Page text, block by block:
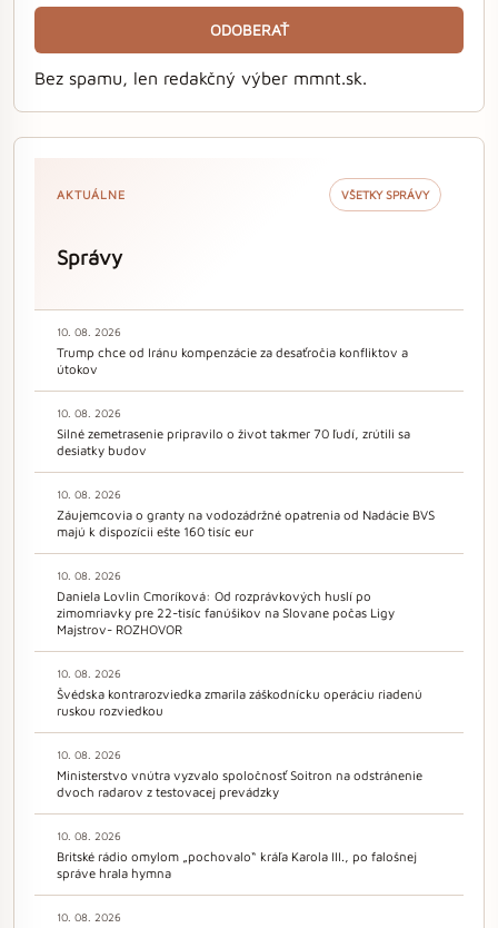
ODOBERAŤ
Bez spamu, len redakčný výber mmnt.sk.
AKTUÁLNE VŠETKY SPRÁVY
Správy
10. 08. 2026
Trump chce od Iránu kompenzácie za desaťročia konfliktov a
útokov
10. 08. 2026
Silné zemetrasenie pripravilo o život takmer 70 ľudí, zrútili sa
desiatky budov
10. 08. 2026
Záujemcovia o granty na vodozádržné opatrenia od Nadácie BVS
majú k dispozícii ešte 160 tisíc eur
10. 08. 2026
Daniela Lovlin Cmoríková: Od rozprávkových huslí po
zimomriavky pre 22-tisíc fanúšikov na Slovane počas Ligy
Majstrov- ROZHOVOR
10. 08. 2026
Švédska kontrarozviedka zmarila záškodnícku operáciu riadenú
ruskou rozviedkou
10. 08. 2026
Ministerstvo vnútra vyzvalo spoločnosť Soitron na odstránenie
dvoch radarov z testovacej prevádzky
10. 08. 2026
Britské rádio omylom „pochovalo“ kráľa Karola III., po falošnej
správe hrala hymna
10. 08. 2026